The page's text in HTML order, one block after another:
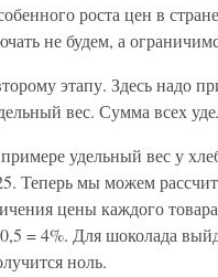
роста цен в
не будем, а
этапу. Здесь надо
вес. Сумма всех
удельный вес у
Теперь мы можем
цены каждого
= 4%. Для шоколада
ноль.